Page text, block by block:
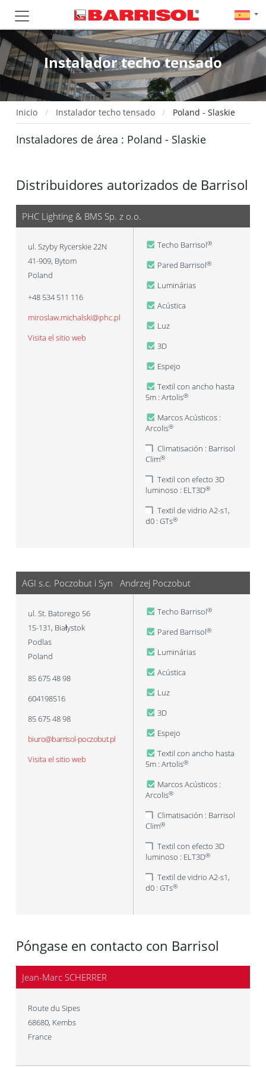
Instalador techo tensado
Inicio Instalador techo tensado Poland - Slaskie
Instaladores de área : Poland - Slaskie
Distribuidores autorizados de Barrisol
PHC Lighting & BMS Sp. z o.o.
ul. Szyby Rycerskie 22N
41-909, Bytom
Poland
+48 534 511 116
miroslaw.michalski@phc.pl
Visita el sitio web
Techo Barrisol®
Pared Barrisol®
Luminárias
Acústica
Luz
3D
Espejo
Textil con ancho hasta
5m : Artolis®
Marcos Acústicos :
Arcolis®
Climatisación : Barrisol
Clim®
Textil con efecto 3D
luminoso : ELT3D®
Textil de vidrio A2-s1,
d0 : GTs®
AGI s.c. Poczobut i Syn Andrzej Poczobut
ul. St. Batorego 56
15-131, Białystok
Podlas
Poland
85 675 48 98
604198516
85 675 48 98
biuro@barrisol-poczobut.pl
Visita el sitio web
Techo Barrisol®
Pared Barrisol®
Luminárias
Acústica
Luz
3D
Espejo
Textil con ancho hasta
5m : Artolis®
Marcos Acústicos :
Arcolis®
Climatisación : Barrisol
Clim®
Textil con efecto 3D
luminoso : ELT3D®
Textil de vidrio A2-s1,
d0 : GTs®
Póngase en contacto con Barrisol
Jean-Marc SCHERRER
Route du Sipes
68680, Kembs
France